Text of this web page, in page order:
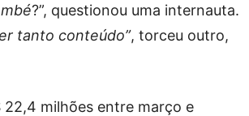
?”, questionou uma internauta.
tanto conteúdo”, torceu outro,
milhões entre março e